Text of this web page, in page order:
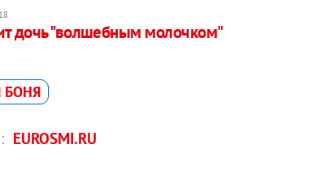
дочь "волшебным молочком"
БОНЯ
EUROSMI.RU